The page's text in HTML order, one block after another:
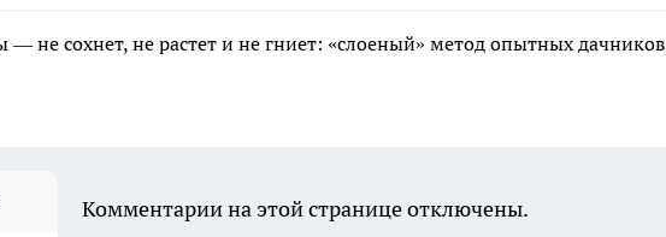
— не сохнет, не растет и не гниет: «слоеный» метод опытных дачников
Комментарии на этой странице отключены.